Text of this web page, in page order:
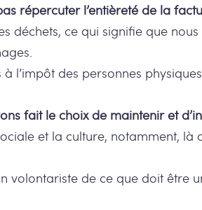
répercuter l’entièreté de la
déchets, ce qui signifie que
l’impôt des personnes
fait le choix de maintenir et
et la culture, notamment,
volontariste de ce que doit être